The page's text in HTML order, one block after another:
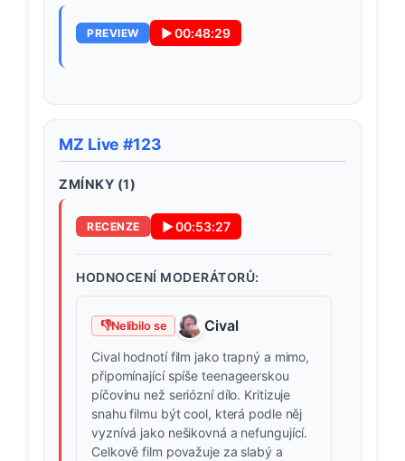
PREVIEW ▶00:48:29
MZ Live #123
ZMÍNKY (1)
RECENZE ▶00:53:27
HODNOCENÍ MODERÁTORŮ:
👎Nelíbilo se Cival
Cival hodnotí film jako trapný a mimo,
připomínající spíše teenageerskou
píčovinu než seriózní dílo. Kritizuje
snahu filmu být cool, která podle něj
vyznívá jako nešikovná a nefungující.
Celkově film považuje za slabý a